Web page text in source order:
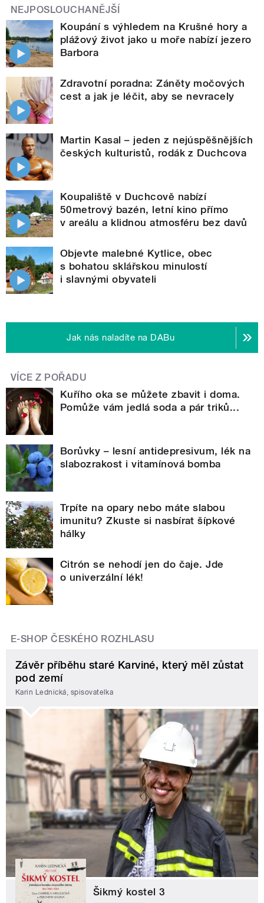
NEJPOSLOUCHANĚJŠÍ
Koupání s výhledem na Krušné hory a
plážový život jako u moře nabízí jezero
Barbora
Zdravotní poradna: Záněty močových
cest a jak je léčit, aby se nevracely
Martin Kasal – jeden z nejúspěšnějších
českých kulturistů, rodák z Duchcova
Koupaliště v Duchcově nabízí
50metrový bazén, letní kino přímo
v areálu a klidnou atmosféru bez davů
Objevte malebné Kytlice, obec
s bohatou sklářskou minulostí
i slavnými obyvateli
Jak nás naladíte na DABu
VÍCE Z POŘADU
Kuřího oka se můžete zbavit i doma.
Pomůže vám jedlá soda a pár triků...
Borůvky – lesní antidepresivum, lék na
slabozrakost i vitamínová bomba
Trpíte na opary nebo máte slabou
imunitu? Zkuste si nasbírat šípkové
hálky
Citrón se nehodí jen do čaje. Jde
o univerzální lék!
E-SHOP ČESKÉHO ROZHLASU
Závěr příběhu staré Karviné, který měl zůstat
pod zemí
Karin Lednická, spisovatelka
Šikmý kostel 3